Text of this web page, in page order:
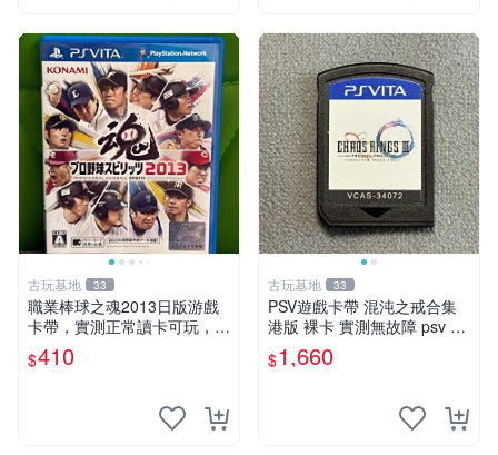
古玩基地 33
職業棒球之魂2013日版游戲
卡帶，實測正常讀卡可玩，少
量包裝壓痕，適合收藏家嚴選
職業棒球 2013 日版 游戲卡
$410
古玩基地 33
PSV遊戲卡帶 混沌之戒合集
港版 裸卡 實測無故障 psv 測
試正常 港版合集
$1,660